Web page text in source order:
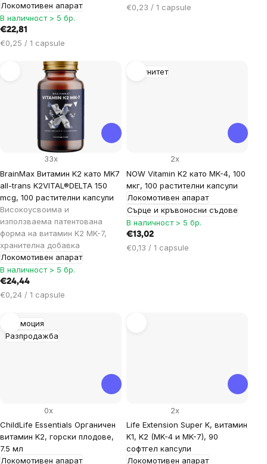
Локомотивен апарат
В наличност > 5 бр.
€22,81
Цена
€0,25 / 1 capsule
Цена
€0,23 / 1 capsule
BrainMax Витамин K2 като MK7
all-trans K2VITAL®DELTA 150
mcg, 100 растителни капсули
Високоусвоима и
използваема патентована
форма на витамин K2 MK-7,
хранителна добавка
Локомотивен апарат
33x
В наличност > 5 бр.
€24,44
Цена
мярка:
€0,24 / 1 capsule
Имунитет
NOW Vitamin K2 като MK-4, 100
мкг, 100 растителни капсули
Локомотивен апарат
Сърце и кръвоносни съдове
2x
В наличност > 5 бр.
€13,02
Цена
€0,13 / 1 capsule
Промоция
Разпродажба
ChildLife Essentials Органичен
витамин K2, горски плодове,
7.5 мл
Локомотивен апарат
0x
Life Extension Super K, витамин
K1, K2 (MK-4 и MK-7), 90
софтгел капсули
Локомотивен апарат
2x